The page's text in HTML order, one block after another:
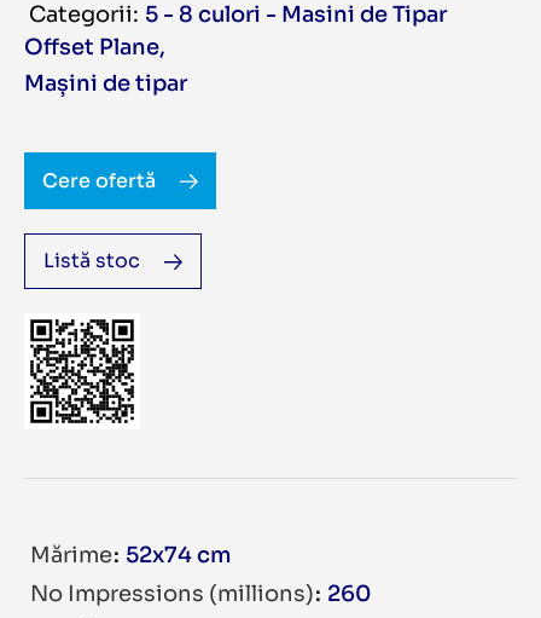
5 - 8 culori - Masini de Tipar
Offset Plane
,
Mașini de tipar
Cere ofertă
Listă stoc
Mărime 52x74 cm
No Impressions (millions) 260